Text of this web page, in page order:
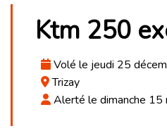
Ktm 250
Volé le jeudi 25
Trizay
Alerté le dimanche